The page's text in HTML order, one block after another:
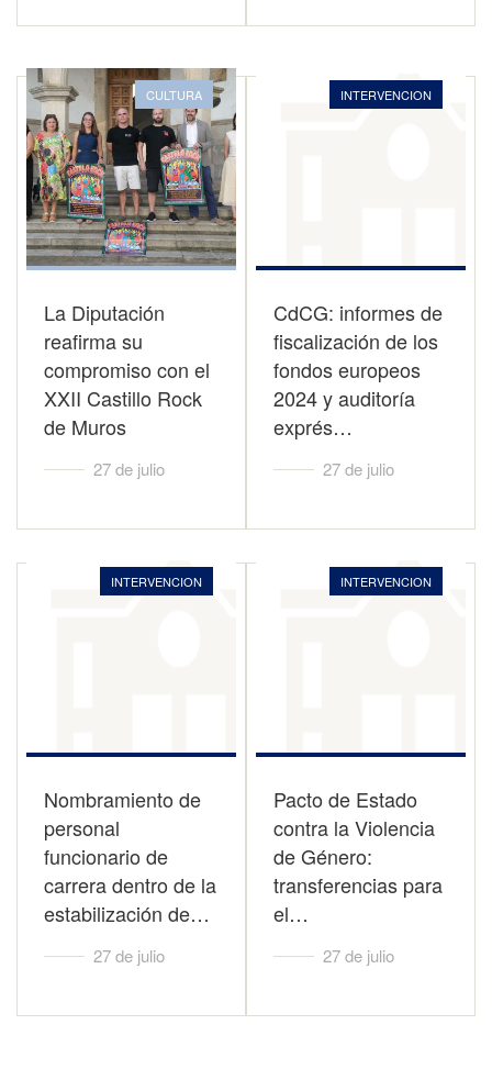
CULTURA
La Diputación
reafirma su
compromiso con el
XXII Castillo Rock
de Muros
27 de julio
INTERVENCION
CdCG: informes de
fiscalización de los
fondos europeos
2024 y auditoría
exprés…
27 de julio
INTERVENCION
Nombramiento de
personal
funcionario de
carrera dentro de la
estabilización de…
27 de julio
INTERVENCION
Pacto de Estado
contra la Violencia
de Género:
transferencias para
el…
27 de julio